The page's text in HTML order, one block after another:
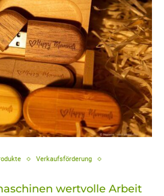
Verkaufsförderung
wertvolle Arbeit